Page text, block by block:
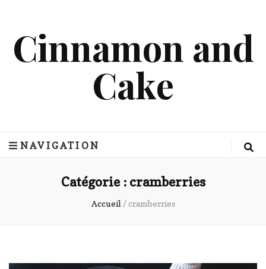
Cinnamon and
Cake
NAVIGATION
Catégorie : cramberries
Accueil / cramberries